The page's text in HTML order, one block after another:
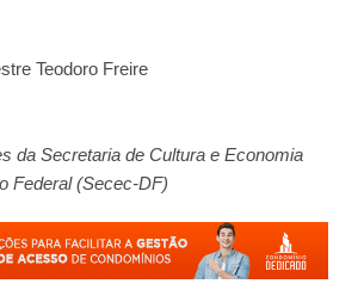
Teodoro Freire
da Secretaria de Cultura e Economia
Federal (Secec-DF)